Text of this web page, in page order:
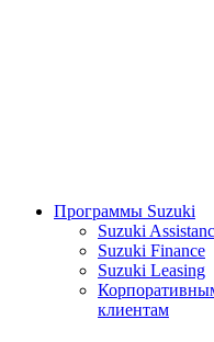
Программы Suzuki
Suzuki
Suzuki Finance
Suzuki Leasing
клиентам